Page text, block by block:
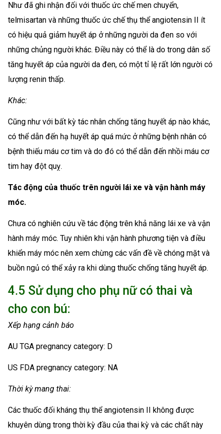
Như đã ghi nhận đối với thuốc ức chế men chuyển,
telmisartan và những thuốc ức chế thụ thể angiotensin II ít
có hiệu quả giảm huyết áp ở những người da đen so với
những chủng người khác. Điều này có thể là do trong dân số
tăng huyết áp của người da đen, có một tỉ lệ rất lớn người có
lượng renin thấp.
Khác:
Cũng như với bất kỳ tác nhân chống tăng huyết áp nào khác,
có thể dẫn đến hạ huyết áp quá mức ở những bệnh nhân có
bệnh thiếu máu cơ tim và do đó có thể dẫn đến nhồi máu cơ
tim hay đột quỵ.
Tác động của thuốc trên người lái xe và vận hành máy
móc.
Chưa có nghiên cứu về tác động trên khả năng lái xe và vận
hành máy móc. Tuy nhiên khi vận hành phương tiện và điều
khiển máy móc nên xem chừng các vấn đề về chóng mặt và
buồn ngủ có thể xảy ra khi dùng thuốc chống tăng huyết áp.
4.5 Sử dụng cho phụ nữ có thai và
cho con bú:
Xếp hạng cảnh báo
AU TGA pregnancy category: D
US FDA pregnancy category: NA
Thời kỳ mang thai:
Các thuốc đối kháng thụ thể angiotensin II không được
khuyên dùng trong thời kỳ đầu của thai kỳ và các chất này